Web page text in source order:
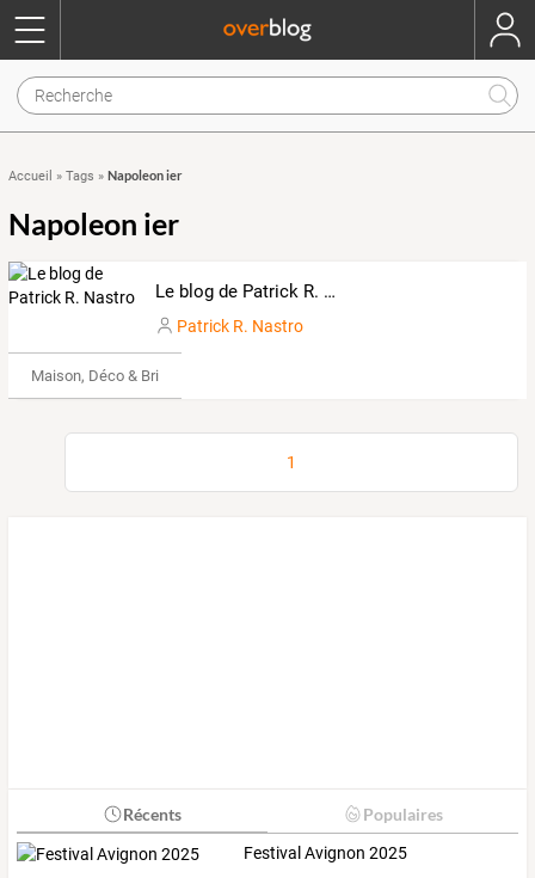
Accueil » Tags » Napoleon ier
Napoleon ier
Le blog de Patrick R. Nastro
Patrick R. Nastro
Maison, Déco & Bricolage
1
Récents Populaires
Festival Avignon 2025